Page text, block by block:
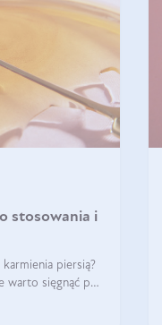
stosowania i
piersią?
warto sięgnąć po